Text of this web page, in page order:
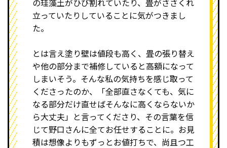
の珪藻土がひび割れていたり、畳がささくれ
立っていたりしていることに気がつきまし
た。
とは言え塗り壁は値段も高く、畳の張り替え
や他の部分まで補修していると高額になって
しまいそう。そんな私の気持ちを感じ取って
くださったのか、「全部直さなくても、気に
なる部分だけ直せばそんなに高くならないか
ら大丈夫」と言ってくださり、その言葉を信
じて野口さんに全てお任せすることに。お見
積は想像よりもずっとお値打ちで、尚且つ工